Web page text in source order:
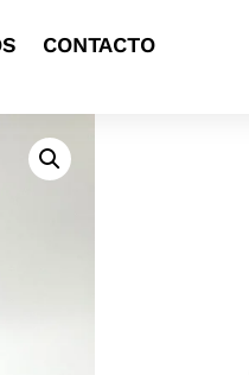
CONTACTO